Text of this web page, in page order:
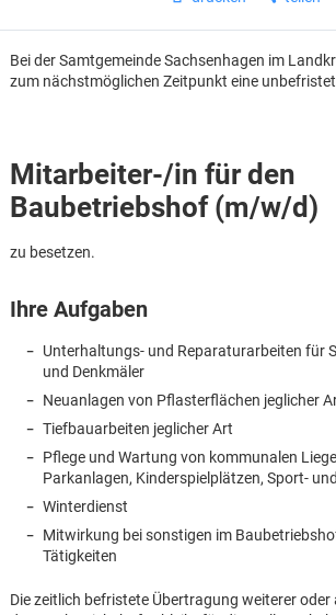
Bei der Samtgemeinde Sachsenhagen im
zum nächstmöglichen Zeitpunkt eine
Mitarbeiter-/in für den
Baubetriebshof (m/w/d)
zu besetzen.
Ihre Aufgaben
Unterhaltungs- und Reparaturarbeiten für
und Denkmäler
Neuanlagen von Pflasterflächen jeglicher
Tiefbauarbeiten jeglicher Art
Pflege und Wartung von kommunalen
Parkanlagen, Kinderspielplätzen, Sport-
Winterdienst
Mitwirkung bei sonstigen im
Tätigkeiten
Die zeitlich befristete Übertragung weiterer oder